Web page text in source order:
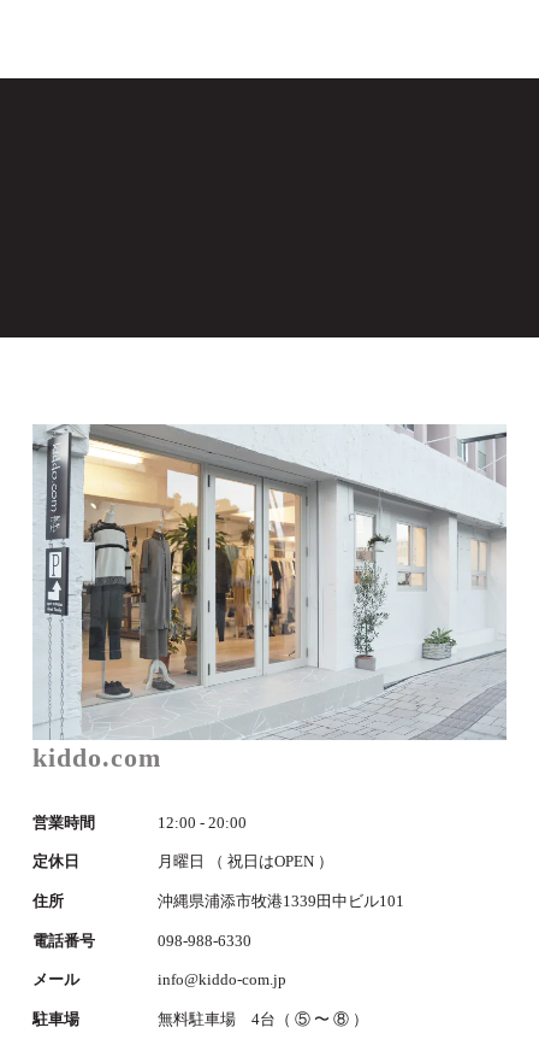
kiddo.com
営業時間 12:00 - 20:00
定休日 月曜日 （ 祝日はOPEN ）
住所 沖縄県浦添市牧港1339田中ビル101
電話番号 098-988-6330
メール info@kiddo-com.jp
駐車場 無料駐車場 4台（ ⑤ 〜 ⑧ ）